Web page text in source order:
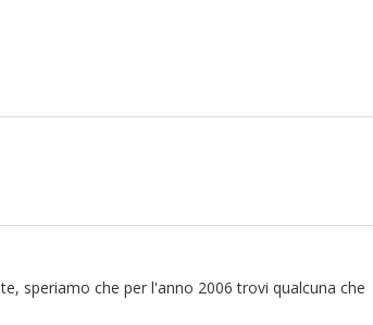
speriamo che per l'anno 2006 trovi qualcuna che